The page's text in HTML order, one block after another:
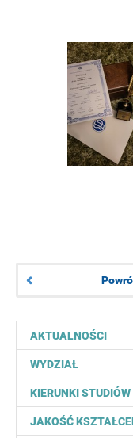
AKTUALNOŚCI
WYDZIAŁ
KIERUNKI STUDIÓW
JAKOŚĆ